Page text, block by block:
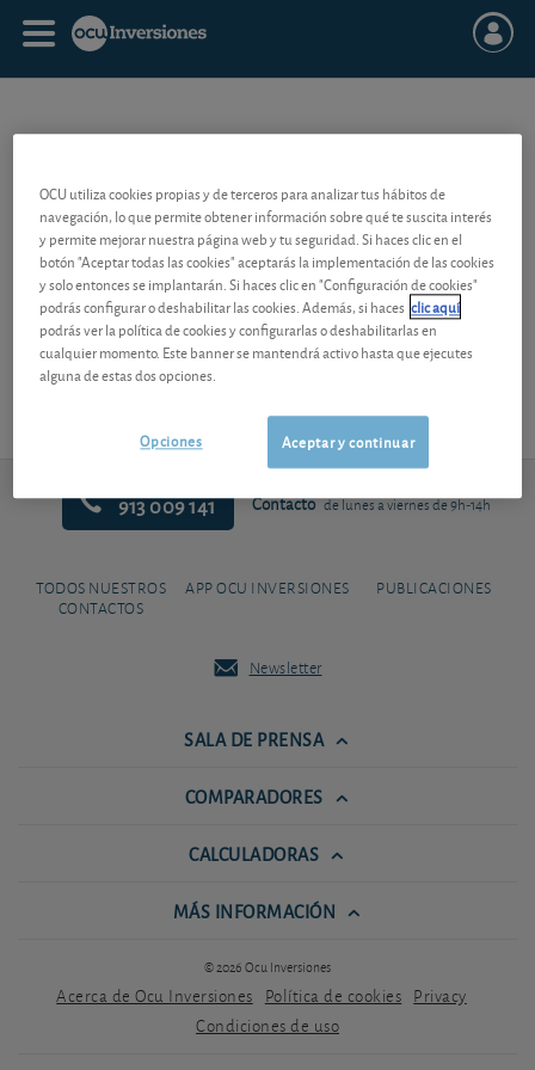
El interés por las inversiones éticas ha dado lugar al nacimiento de
un cierto número deíndices éticosque reflejan la evolución de las
cotizaciones de las sociedades a la que les han sido acordados según
criterios independientes de evaluación una marca de “durabilidad”.
Estos índices son principalmente elDomini Social Index, elDJSGI
del Dow Jones, en Londres elFTSE4good, elEthibel Sustainibility
Indexen Bruselas.
913 009 141 Contacto de lunes a viernes de 9h-14h
TODOS NUESTROS
CONTACTOS
APP OCU INVERSIONES PUBLICACIONES
Newsletter
SALA DE PRENSA
COMPARADORES
CALCULADORAS
MÁS INFORMACIÓN
© 2026 Ocu Inversiones
Acerca de Ocu Inversiones Política de cookies Privacy
Condiciones de uso
OCU utiliza cookies propias y de terceros para analizar tus hábitos de
navegación, lo que permite obtener información sobre qué te suscita interés
y permite mejorar nuestra página web y tu seguridad. Si haces clic en el
botón "Aceptar todas las cookies" aceptarás la implementación de las cookies
y solo entonces se implantarán. Si haces clic en "Configuración de cookies"
podrás configurar o deshabilitar las cookies. Además, si haces clic aquí
podrás ver la política de cookies y configurarlas o deshabilitarlas en
cualquier momento. Este banner se mantendrá activo hasta que ejecutes
alguna de estas dos opciones.
Aceptar y continuar
Opciones